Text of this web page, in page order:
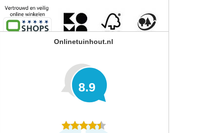
Onlinetuinhout.nl
8.9